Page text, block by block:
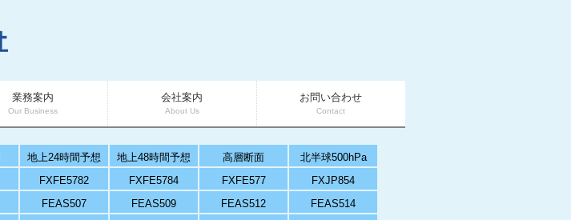
業務案内
Our Business
会社案内
About Us
お問い合わせ
Contact
地上24時間予想 地上48時間予想 高層断面
北半球500hPa
FXFE5782 FXFE5784 FXFE577
FXJP854
FEAS507 FEAS509 FEAS512
FEAS514